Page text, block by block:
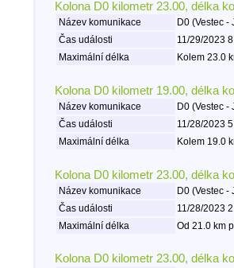
Kolona D0 kilometr 23.00, délka
Název komunikace
D0 (Vestec -
Čas události
11/29/2023
Maximální délka
Kolem 23.0
Kolona D0 kilometr 19.00, délka
Název komunikace
D0 (Vestec -
Čas události
11/28/2023
Maximální délka
Kolem 19.0
Kolona D0 kilometr 23.00, délka
Název komunikace
D0 (Vestec -
Čas události
11/28/2023
Maximální délka
Od 21.0 km
Kolona D0 kilometr 23.00, délka